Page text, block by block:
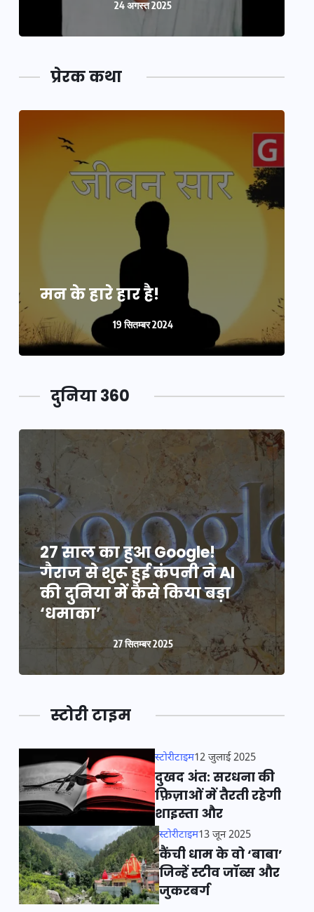
24 अगस्त 2025
प्रेरक कथा
मन के हारे हार है!
19 सितम्बर 2024
दुनिया 360
27 साल का हुआ Google!
गैराज से शुरू हुई कंपनी ने AI
की दुनिया में कैसे किया बड़ा
‘धमाका’
27 सितम्बर 2025
स्टोरी टाइम
स्टोरीटाइम12 जुलाई 2025
दुखद अंत: सरधना की
फ़िज़ाओं में तैरती रहेगी
शाइस्ता और
स्टोरीटाइम13 जून 2025
कैंची धाम के वो ‘बाबा’
जिन्हें स्टीव जॉब्स और
जुकरबर्ग